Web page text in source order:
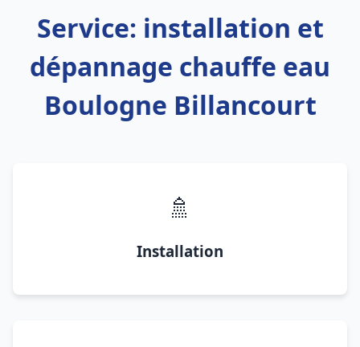
Service: installation et
dépannage chauffe eau
Boulogne Billancourt
🚿
Installation